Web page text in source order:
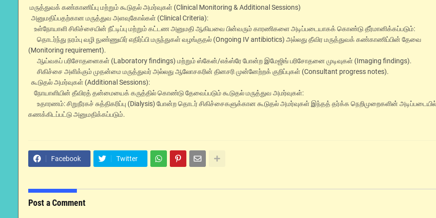
மருத்துவக் கண்காணிப்பு மற்றும் கூடுதல் அமர்வுகள் (Clinical Monitoring & Additional Sessions)
அனுமதிப்பதற்கான மருத்துவ அளவுகோல்கள் (Clinical Criteria):
உள்நோயாளி சிகிச்சையின் நீட்டிப்பு மற்றும் கட்டண அனுமதி ஆகியவை பின்வரும் காரணிகளை அடிப்படையாகக் கொண்டு தீர்மானிக்கப்படும்:
தொடர்ந்து நரம்பு வழி நுண்ணுயிர் எதிர்ப்பி மருந்துகள் வழங்குதல் (Ongoing IV antibiotics) அல்லது தீவிர மருத்துவக் கண்காணிப்பின் தேவை
(Monitoring requirement).
ஆய்வகப் பரிசோதனைகள் (Laboratory findings) மற்றும் ஸ்கேன்/எக்ஸ்ரே போன்ற இமேஜிங் பரிசோதனை முடிவுகள் (Imaging findings).
சிகிச்சை அளிக்கும் முதன்மை மருத்துவர் அல்லது ஆலோசகரின் தினசரி முன்னேற்றக் குறிப்புகள் (Consultant progress notes).
கூடுதல் அமர்வுகள் (Additional Sessions):
நோயாளியின் தீவிரத் தன்மையைக் கருத்தில் கொண்டு தேவைப்படும் கூடுதல் மருத்துவ அமர்வுகள்:
உதாரணம்: சிறுநீரகச் சுத்திகரிப்பு (Dialysis) போன்ற தொடர் சிகிச்சைகளுக்கான கூடுதல் அமர்வுகள் இந்தத் தர்க்க நெறிமுறைகளின்
கணக்கிடப்பட்டு அனுமதிக்கப்படும்.
Facebook Twitter
Post a Comment